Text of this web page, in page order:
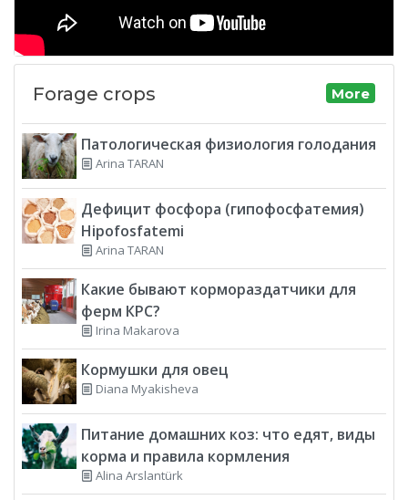
Forage crops More
Патологическая физиология голодания
Arina TARAN
Дефицит фосфора (гипофосфатемия)
Hipofosfatemi
Arina TARAN
Какие бывают кормораздатчики для
ферм КРС?
Irina Makarova
Кормушки для овец
Diana Myakisheva
Питание домашних коз: что едят, виды
корма и правила кормления
Alina Arslantürk